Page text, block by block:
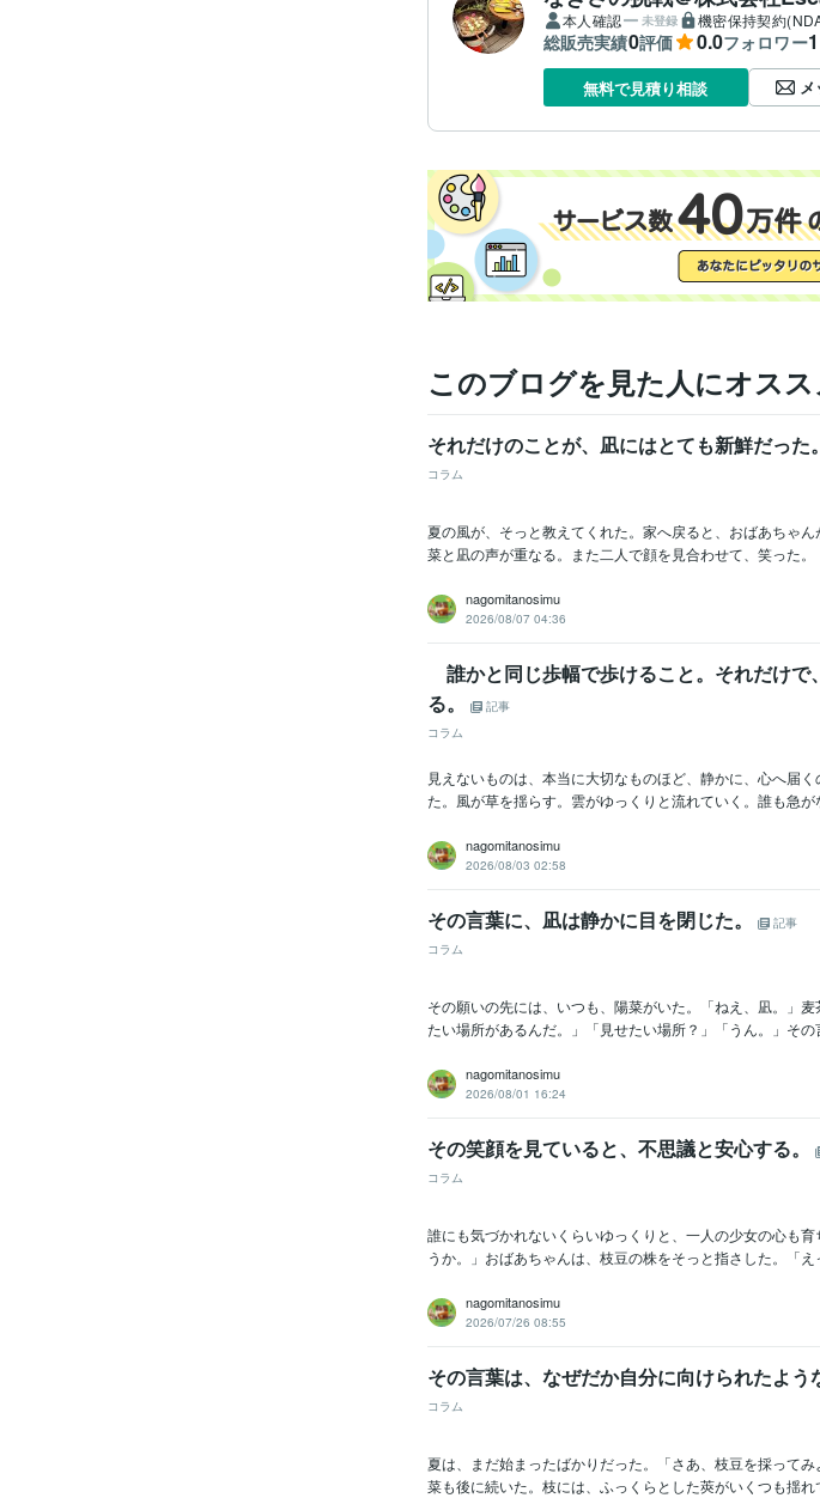
本人確認 未登録 機密保持契約
総販売実績0評価 0.0フォロワー1
無料で見積り相談 メ
このブログを見た人にオスス
それだけのことが、凪にはとても新鮮だった。
コラム
夏の風が、そっと教えてくれた。家へ戻ると、おばあちゃ
菜と凪の声が重なる。また二人で顔を見合わせて、笑った
nagomitanosimu
2026/08/07 04:36
誰かと同じ歩幅で歩けること。それだけで
る。
記事
コラム
見えないものは、本当に大切なものほど、静かに、心へ届
た。風が草を揺らす。雲がゆっくりと流れていく。誰も急
nagomitanosimu
2026/08/03 02:58
その言葉に、凪は静かに目を閉じた。
記事
コラム
その願いの先には、いつも、陽菜がいた。「ねえ、凪。」
たい場所があるんだ。」「見せたい場所？」「うん。」そ
nagomitanosimu
2026/08/01 16:24
その笑顔を見ていると、不思議と安心する。
コラム
誰にも気づかれないくらいゆっくりと、一人の少女の心も
うか。」おばあちゃんは、枝豆の株をそっと指さした。「
nagomitanosimu
2026/07/26 08:55
その言葉は、なぜだか自分に向けられたよう
コラム
夏は、まだ始まったばかりだった。「さあ、枝豆を採って
菜も後に続いた。枝には、ふっくらとした莢がいくつも揺